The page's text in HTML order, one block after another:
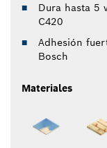
Dura hasta 5
C420
Adhesión
Bosch
Materiales